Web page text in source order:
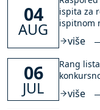
04
AUG
ispita za
ispitnom
više
06
JUL
Rang
više